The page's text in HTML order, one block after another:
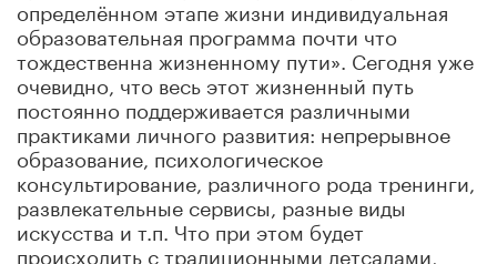
определённом этапе жизни индивидуальная
образовательная программа почти что
тождественна жизненному пути». Сегодня уже
очевидно, что весь этот жизненный путь
постоянно поддерживается различными
практиками личного развития: непрерывное
образование, психологическое
консультирование, различного рода тренинги,
развлекательные сервисы, разные виды
искусства и т.п. Что при этом будет
происходить с традиционными детсадами,